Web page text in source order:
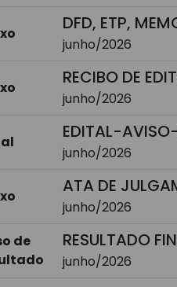
DFD, ETP,
junho/2026
RECIBO DE
junho/2026
EDITAL-
junho/2026
ATA DE
junho/2026
de
RESULTADO
junho/2026